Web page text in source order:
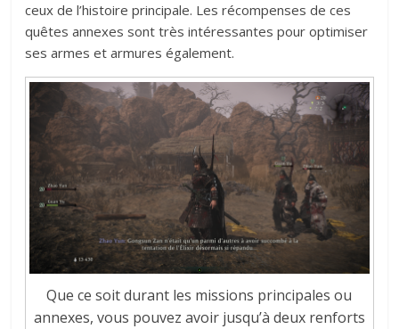
ceux de l’histoire principale. Les récompenses de ces
quêtes annexes sont très intéressantes pour optimiser
ses armes et armures également.
Que ce soit durant les missions principales ou
annexes, vous pouvez avoir jusqu’à deux renforts